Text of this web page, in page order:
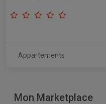
Appartements
Mon Marketplace